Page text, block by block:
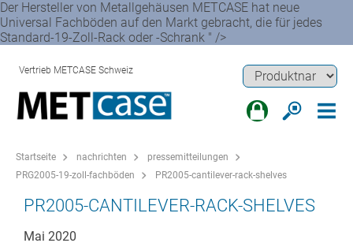
Der Hersteller von Metallgehäusen METCASE hat neue
Universal Fachböden auf den Markt gebracht, die für jedes
Standard-19-Zoll-Rack oder -Schrank " />
Vertrieb METCASE Schweiz
Startseite nachrichten
pressemitteilungen
PRG2005-19-zoll-fachböden
PR2005-cantilever-rack-shelves
PR2005-CANTILEVER-RACK-SHELVES
Mai 2020